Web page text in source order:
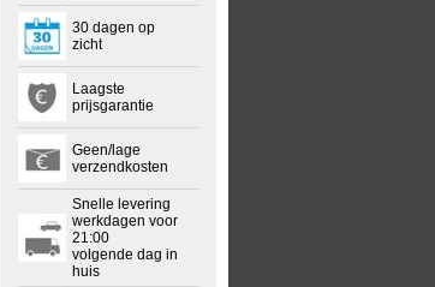
30 dagen op
zicht
Laagste
prijsgarantie
Geen/lage
verzendkosten
Snelle levering
werkdagen voor
21:00
volgende dag in
huis